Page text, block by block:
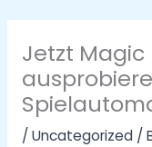
Jetzt Magic
/ Uncategorized/